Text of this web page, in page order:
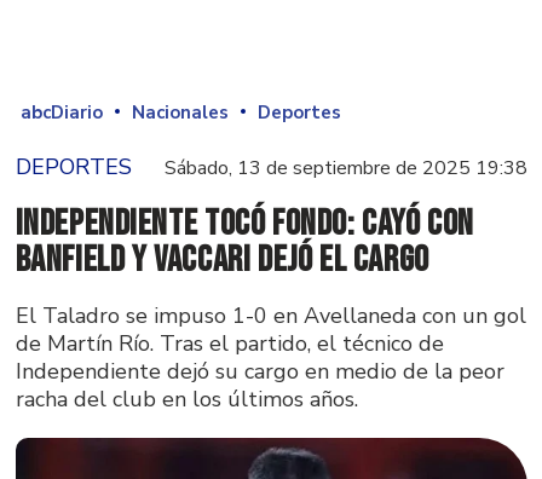
abcDiario Nacionales Deportes
DEPORTES Sábado, 13 de septiembre de 2025 19:38
Independiente tocó fondo: cayó con
Banfield y Vaccari dejó el cargo
El Taladro se impuso 1-0 en Avellaneda con un gol
de Martín Río. Tras el partido, el técnico de
Independiente dejó su cargo en medio de la peor
racha del club en los últimos años.